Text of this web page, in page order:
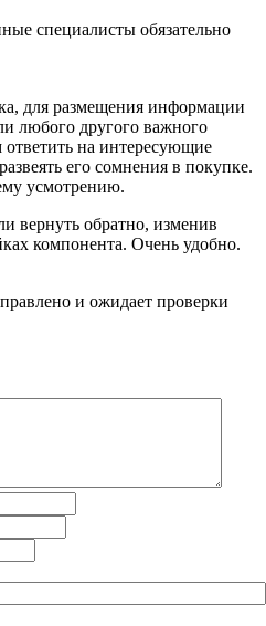
специалисты обязательно
для размещения информации
любого другого важного
на интересующие
его сомнения в покупке.
усмотрению.
вернуть обратно, изменив
компонента. Очень удобно.
и ожидает проверки